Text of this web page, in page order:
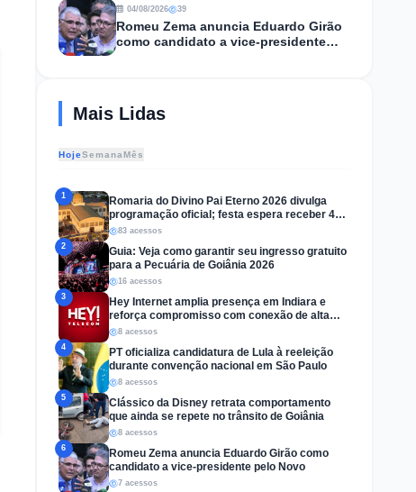
04/08/2026 39
Romeu Zema anuncia Eduardo Girão
como candidato a vice-presidente
Mais Lidas
HojeSemanaMês
1
Romaria do Divino Pai Eterno 2026 divulga
programação oficial; festa espera receber 4
milhões de fiéis
83 acessos
2
Guia: Veja como garantir seu ingresso gratuito
para a Pecuária de Goiânia 2026
16 acessos
3
Hey Internet amplia presença em Indiara e
reforça compromisso com conexão de alta
velocidade
8 acessos
4
PT oficializa candidatura de Lula à reeleição
durante convenção nacional em São Paulo
8 acessos
5
Clássico da Disney retrata comportamento
que ainda se repete no trânsito de Goiânia
8 acessos
6
Romeu Zema anuncia Eduardo Girão como
candidato a vice-presidente pelo Novo
7 acessos